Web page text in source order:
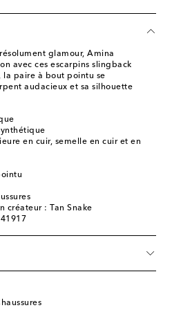
glamour, Amina
avec ces escarpins slingback
la paire à bout pointu se
audacieux et sa silhouette
en cuir, semelle en cuir et en
créateur : Tan Snake